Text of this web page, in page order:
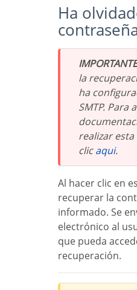
Ha olvidado su
la
ha
SMTP. Para
realizar
clic aqui.
Al hacer clic en esta opción, es posible
recuperar la
informado. Se
electrónico al
que pueda
recuperación.